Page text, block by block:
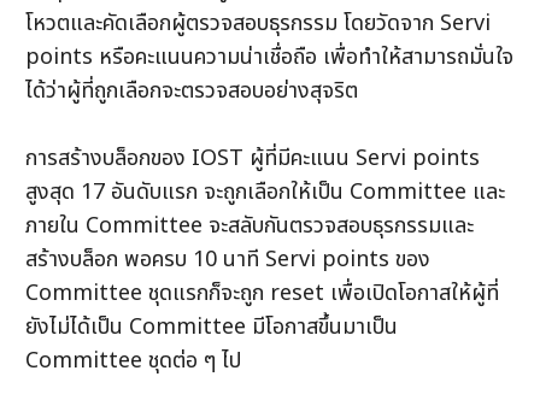
โหวตและคัดเลือกผู้ตรวจสอบธุรกรรม โดยวัดจาก Servi
points หรือคะแนนความน่าเชื่อถือ เพื่อทำให้สามารถมั่นใจ
การสร้างบล็อกของ IOST ผู้ที่มีคะแนน Servi points
สูงสุด 17 อันดับแรก จะถูกเลือกให้เป็น Committee และ
ภายใน Committee จะสลับกันตรวจสอบธุรกรรมและ
สร้างบล็อก พอครบ 10 นาที Servi points ของ
Committee ชุดแรกก็จะถูก reset เพื่อเปิดโอกาสให้ผู้ที่
ยังไม่ได้เป็น Committee มีโอกาสขึ้นมาเป็น
Committee ชุดต่อ ๆ ไป